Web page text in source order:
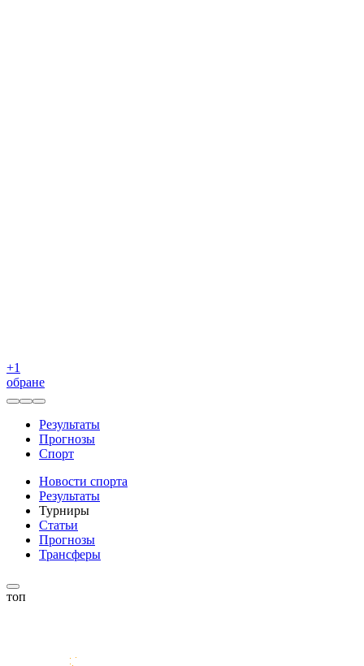
+1
обране
Результаты
Прогнозы
Спорт
Новости спорта
Результаты
Турниры
Статьи
Прогнозы
Трансферы
топ